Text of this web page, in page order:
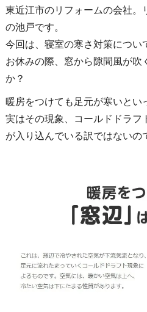
東近江市のリフォームの会社
の池戸です。
今回は、寝室の寒さ対策につい
お休みの際、窓から隙間風が
か？
暖房をつけても足元が寒いとい
実はその現象、コールドドラ
が入り込んでいる訳ではないの